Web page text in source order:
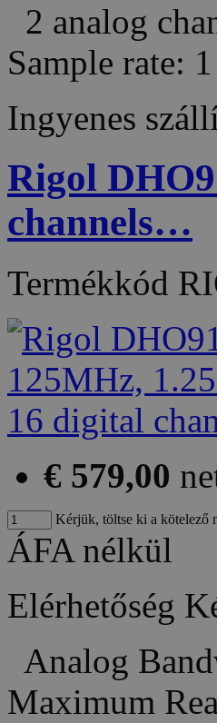
2 analog
Sample rate:
Ingyenes
Rigol
channels…
Termékkód
€ 579,00
Kérjük, töltse ki a kötelező
ÁFA nélkül
Elérhetőség
Analog
Maximum